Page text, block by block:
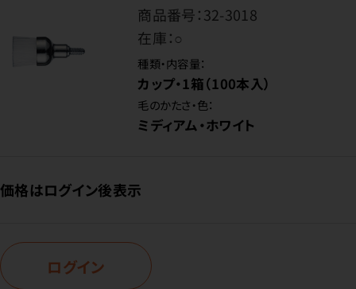
商品番号：32-3018
在庫：○
種類・内容量：
カップ・1箱（100本入）
毛のかたさ・色：
ミディアム・ホワイト
価格はログイン後表示
ログイン